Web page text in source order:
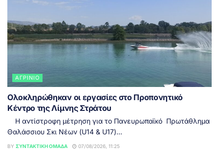
ΑΓΡΊΝΙΟ
Ολοκληρώθηκαν οι εργασίες στο Προπονητικό
Κέντρο της Λίμνης Στράτου
Η αντίστροφη μέτρηση για το Πανευρωπαϊκό Πρωτάθλημα
Θαλάσσιου Σκι Νέων (U14 & U17)...
BY ΣΥΝΤΑΚΤΙΚΉ ΟΜΆΔΑ 07/08/2026, 11:25